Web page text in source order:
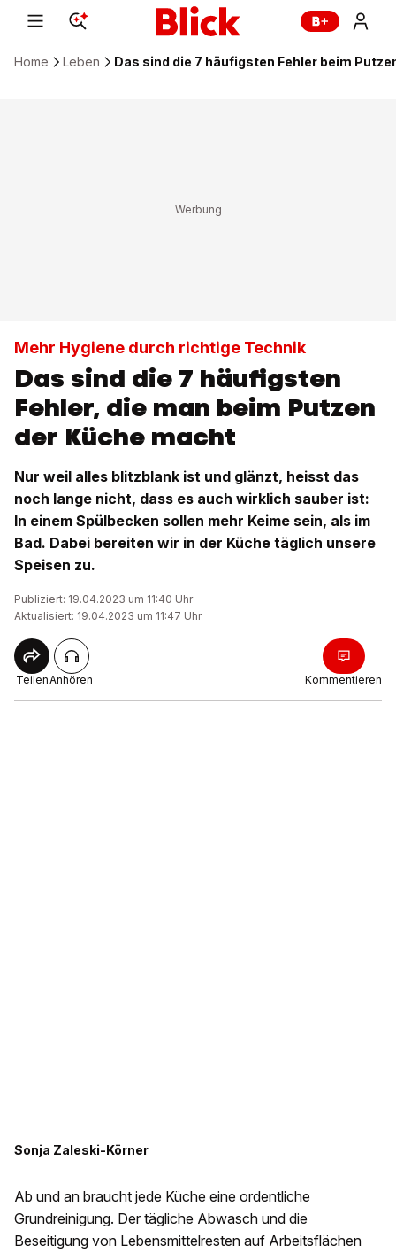
Home Leben Das sind die 7 häufigsten Fehler beim
Mehr Hygiene durch richtige Technik
Das sind die 7 häufigsten
Fehler, die man beim Putzen
der Küche macht
Nur weil alles blitzblank ist und glänzt, heisst das
noch lange nicht, dass es auch wirklich sauber ist:
In einem Spülbecken sollen mehr Keime sein, als im
Bad. Dabei bereiten wir in der Küche täglich unsere
Speisen zu.
Publiziert: 19.04.2023 um 11:40 Uhr
Aktualisiert: 19.04.2023 um 11:47 Uhr
TeilenAnhören Kommentieren
Sonja Zaleski-Körner
Ab und an braucht jede Küche eine ordentliche
Grundreinigung. Der tägliche Abwasch und die
Beseitigung von Lebensmittelresten auf Arbeitsflächen